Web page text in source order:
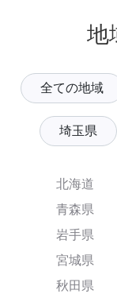
地
全ての地域
埼玉県
北海道
青森県
岩手県
宮城県
秋田県